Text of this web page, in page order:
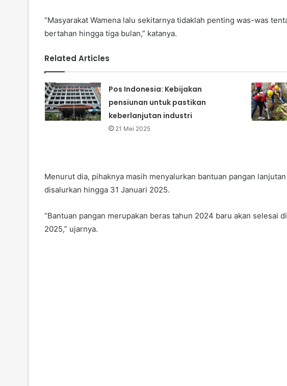
“Masyarakat Wamena lalu sekitarnya tidaklah penting was-was
bertahan hingga tiga bulan,” katanya.
Related Articles
Pos Indonesia: Kebijakan
pensiunan untuk pastikan
keberlanjutan industri
21 Mei 2025
Menurut dia, pihaknya masih menyalurkan bantuan pangan
disalurkan hingga 31 Januari 2025.
“Bantuan pangan merupakan beras tahun 2024 baru akan selesai
2025,” ujarnya.